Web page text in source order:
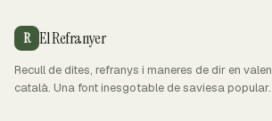
R El Refranyer
Recull de dites, refranys i maneres de dir en
català. Una font inesgotable de saviesa popular.